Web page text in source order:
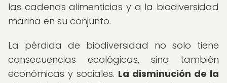
las cadenas alimenticias y a la biodiversidad
marina en su conjunto.
La pérdida de biodiversidad no solo tiene
consecuencias ecológicas, sino también
económicas y sociales. La disminución de la